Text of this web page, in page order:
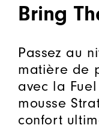
Bring
Passez au
matière de
avec la
mousse
confort